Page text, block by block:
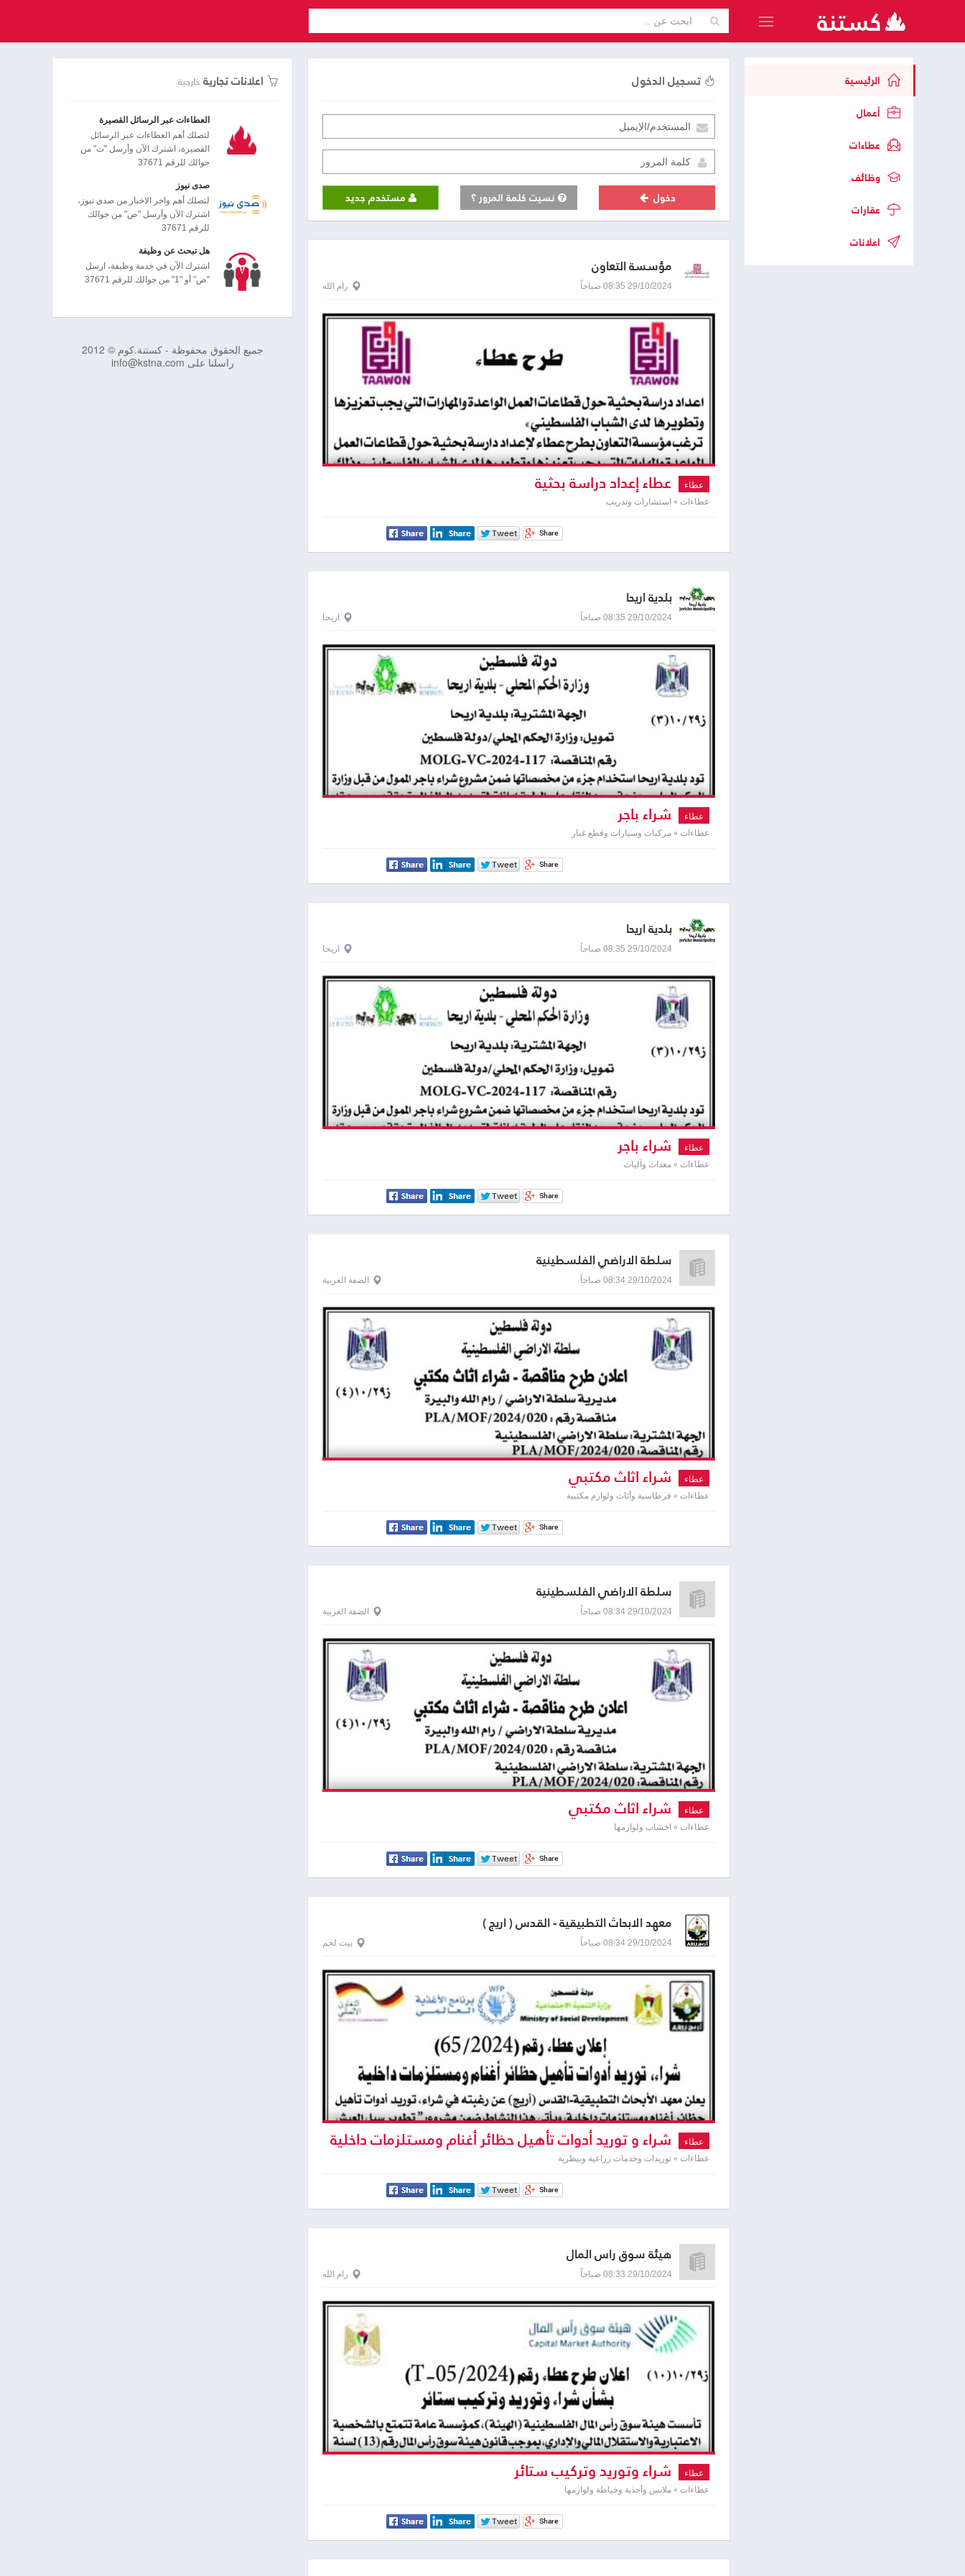
الرئيسية
أعمال
عطاءات
وظائف
عقارات
اعلانات
اعلانات تجارية خارجية
العطاءات عبر الرسائل القصيرة
لتصلك أهم العطاءات عبر الرسائل
القصيرة، اشترك الآن وأرسل "ت" من
جوالك للرقم 37671
صدى نيوز
لتصلك أهم واخر الاخبار من صدى نيوز،
اشترك الآن وأرسل "ص" من جوالك
للرقم 37671
هل تبحث عن وظيفة
اشترك الآن في خدمة وظيفة، ارسل
"ض" أو "1" من جوالك للرقم 37671
جميع الحقوق محفوظة - كستنة.كوم © 2012
راسلنا على info@kstna.com
تسجيل الدخول
دخول نسيت كلمة المرور ؟ مستخدم جديد
مؤسسة التعاون
29/10/2024 08:35 صباحاً رام الله
عطاء عطاء إعداد دراسة بحثية
عطاءات » استشارات وتدريب
بلدية اريحا
29/10/2024 08:35 صباحاً اريحا
عطاء شراء باجر
عطاءات » مركبات وسيارات وقطع غيار
بلدية اريحا
29/10/2024 08:35 صباحاً اريحا
عطاء شراء باجر
عطاءات » معدات وآليات
سلطة الاراضي الفلسطينية
29/10/2024 08:34 صباحاً الضفة الغربية
عطاء شراء اثاث مكتبي
عطاءات » قرطاسية وأثاث ولوازم مكتبية
سلطة الاراضي الفلسطينية
29/10/2024 08:34 صباحاً الضفة الغربية
عطاء شراء اثاث مكتبي
عطاءات » اخشاب ولوازمها
معهد الابحاث التطبيقية - القدس ( اريج )
29/10/2024 08:34 صباحاً بيت لحم
عطاء شراء و توريد أدوات تأهيل حظائر أغنام ومستلزمات داخلية
عطاءات » توريدات وخدمات زراعية وبيطرية
هيئة سوق رأس المال
29/10/2024 08:33 صباحاً رام الله
عطاء شراء وتوريد وتركيب ستائر
عطاءات » ملابس وأحذية وخياطة ولوازمها